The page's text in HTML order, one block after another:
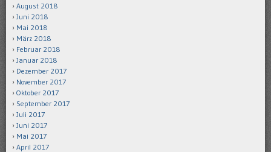
August 2018
Juni 2018
Mai 2018
März 2018
Februar 2018
Januar 2018
Dezember 2017
November 2017
Oktober 2017
September 2017
Juli 2017
Juni 2017
Mai 2017
April 2017